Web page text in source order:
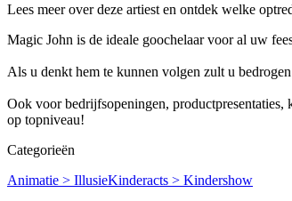
Lees meer over deze artiest en ontdek welke
Magic John is de ideale goochelaar voor al uw
Als u denkt hem te kunnen volgen zult u
Ook voor bedrijfsopeningen, productpresentaties,
op topniveau!
Categorieën
Animatie > IllusieKinderacts > Kindershow